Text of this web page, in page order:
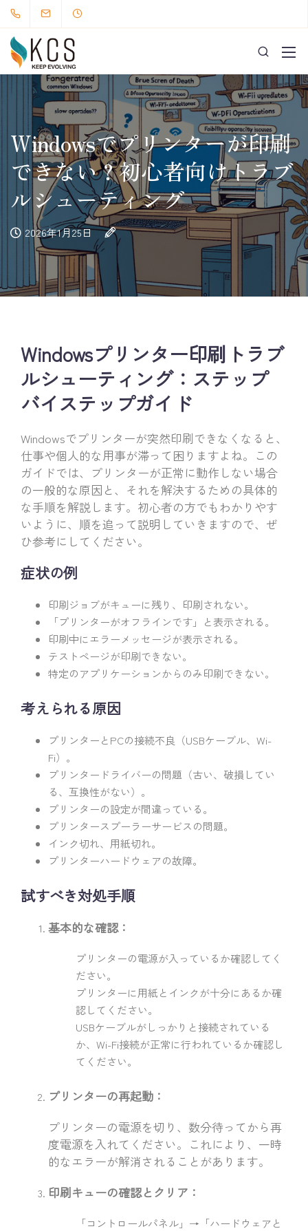
Windowsでプリンターが印刷
できない？初心者向けトラブ
ルシューティング
2026年1月25日
Windowsプリンター印刷トラブ
ルシューティング：ステップ
バイステップガイド
Windowsでプリンターが突然印刷できなくなると、
仕事や個人的な用事が滞って困りますよね。この
ガイドでは、プリンターが正常に動作しない場合
の一般的な原因と、それを解決するための具体的
な手順を解説します。初心者の方でもわかりやす
いように、順を追って説明していきますので、ぜ
ひ参考にしてください。
症状の例
印刷ジョブがキューに残り、印刷されない。
「プリンターがオフラインです」と表示される。
印刷中にエラーメッセージが表示される。
テストページが印刷できない。
特定のアプリケーションからのみ印刷できない。
考えられる原因
プリンターとPCの接続不良（USBケーブル、Wi-
Fi）。
プリンタードライバーの問題（古い、破損してい
る、互換性がない）。
プリンターの設定が間違っている。
プリンタースプーラーサービスの問題。
インク切れ、用紙切れ。
プリンターハードウェアの故障。
試すべき対処手順
基本的な確認：
プリンターの電源が入っているか確認してく
ださい。
プリンターに用紙とインクが十分にあるか確
認してください。
USBケーブルがしっかりと接続されている
か、Wi-Fi接続が正常に行われているか確認し
てください。
プリンターの再起動：
プリンターの電源を切り、数分待ってから再
度電源を入れてください。これにより、一時
的なエラーが解消されることがあります。
印刷キューの確認とクリア：
「コントロールパネル」→「ハードウェアと